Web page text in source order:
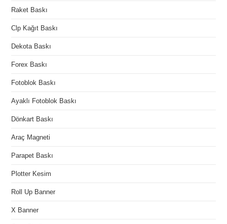
Raket Baskı
Clp Kağıt Baskı
Dekota Baskı
Forex Baskı
Fotoblok Baskı
Ayaklı Fotoblok Baskı
Dönkart Baskı
Araç Magneti
Parapet Baskı
Plotter Kesim
Roll Up Banner
X Banner